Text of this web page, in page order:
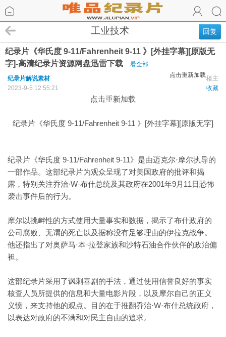
回复
工业技术
纪录片《华氏度 9-11/Fahrenheit 9-11 》[外挂字幕][原版无
字]-高清纪录片资源网盘迅雷下载
看全部
点击重新加载楼主
纪录片解说素材
收藏
2023-9-5 12:55:21
点击重新加载
纪录片《华氏度 9-11/Fahrenheit 9-11 》[外挂字幕][原版无字]
纪录片《华氏度 9-11/Fahrenheit 9-11》是由迈克尔·摩尔执导的
一部作品。这部纪录片为观众呈现了对美国政府的批评和揭
露，特别关注乔治·W·布什总统及其政府在2001年9月11日恐怖
袭击事件后的行为。
摩尔以挑衅性的方式使用大量事实和数据，揭示了布什政府的
公司腐败、无谓的死亡以及据称没有足够理由的伊拉克战争。
他还指出了对奥萨马·本·拉登家族和沙特石油合作伙伴的政治偏
袒。
这部纪录片采用了讽刺喜剧的手法，通过使用信誉良好的事实
核查人员所提供的信息和大量电影片段，以及摩尔自己的正义
义愤，来支持他的观点。目的在于推翻乔治·W·布什总统政府，
以表达对政府的不满和对民主自由的追求。